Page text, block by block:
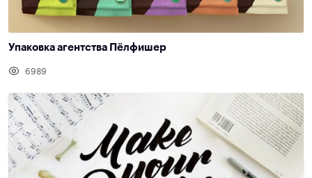
Упаковка агентства Пёлфишер
6989